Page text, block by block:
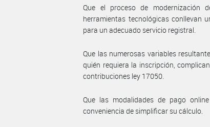
Que el proceso de modernización
herramientas tecnológicas conllevan
para un adecuado servicio registral.
Que las numerosas variables
quién requiera la inscripción,
contribuciones ley 17050.
Que las modalidades de pago
conveniencia de simplificar su cálculo.